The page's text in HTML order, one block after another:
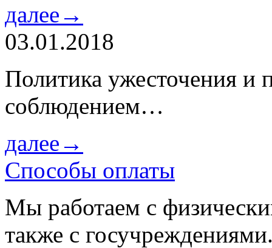
далее→
03.01.2018
Политика ужесточения и
соблюдением…
далее→
Способы оплаты
Мы работаем с
также с